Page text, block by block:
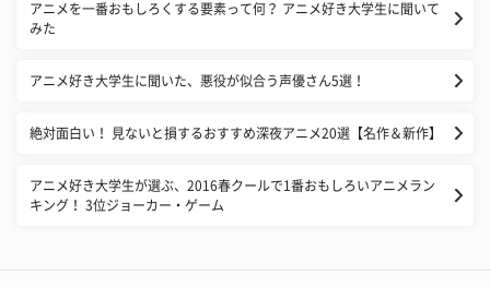
アニメを一番おもしろくする要素って何？ アニメ好き大学生に聞いて
みた
アニメ好き大学生に聞いた、悪役が似合う声優さん5選！
絶対面白い！ 見ないと損するおすすめ深夜アニメ20選【名作＆新作】
アニメ好き大学生が選ぶ、2016春クールで1番おもしろいアニメラン
キング！ 3位ジョーカー・ゲーム